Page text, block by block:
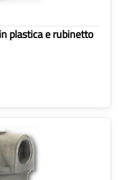
plastica e rubinetto